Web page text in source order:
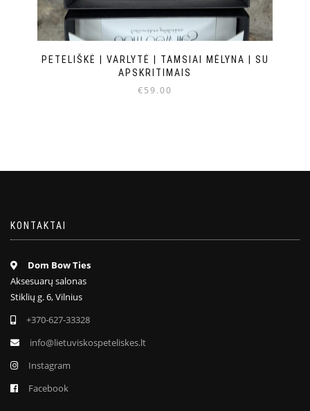
PETELIŠKĖ | VARLYTĖ | TAMSIAI MĖLYNA | SU
APSKRITIMAIS
€59.00
KONTAKTAI
Dom Bow Ties
Aksesuarų salonas
Stiklių g. 6, Vilnius
+370-627-33328
info@lietuviskospeteliskes.lt
Instagram
Facebook